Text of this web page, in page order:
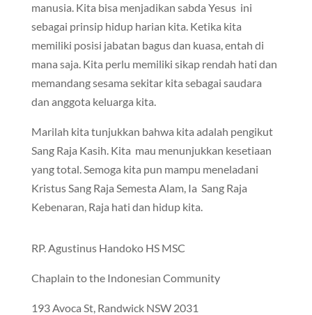
manusia. Kita bisa menjadikan sabda Yesus ini
sebagai prinsip hidup harian kita. Ketika kita
memiliki posisi jabatan bagus dan kuasa, entah di
mana saja. Kita perlu memiliki sikap rendah hati dan
memandang sesama sekitar kita sebagai saudara
dan anggota keluarga kita.
Marilah kita tunjukkan bahwa kita adalah pengikut
Sang Raja Kasih. Kita mau menunjukkan kesetiaan
yang total. Semoga kita pun mampu meneladani
Kristus Sang Raja Semesta Alam, Ia Sang Raja
Kebenaran, Raja hati dan hidup kita.
RP. Agustinus Handoko HS MSC
Chaplain to the Indonesian Community
193 Avoca St, Randwick NSW 2031